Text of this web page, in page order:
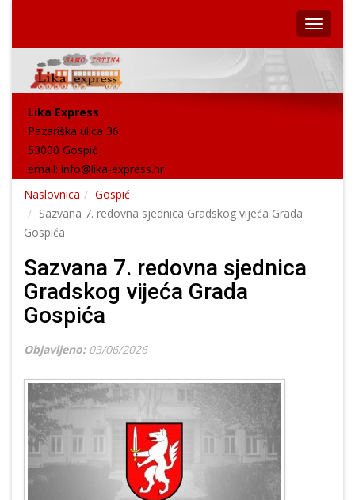
Lika Express
Pazariška ulica 36
53000 Gospić
email: info@lika-express.hr
Naslovnica
Gospić
Sazvana 7. redovna sjednica Gradskog vijeća Grada
Gospića
Sazvana 7. redovna sjednica
Gradskog vijeća Grada
Gospića
Objavljeno: 03/06/2026